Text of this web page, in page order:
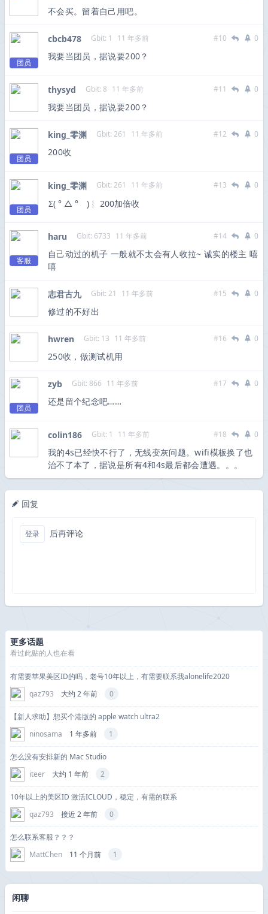
不会买。留着自己用吧。
团员
cbcb478 Gbit: 1 11 年多前 #10 0
我要当团员，据说要200？
thysyd Gbit: 8 11 年多前 #11 0
我要当团员，据说要200？
团员
king_零渊 Gbit: 261 11 年多前 #12 0
200收
团员
king_零渊 Gbit: 261 11 年多前 #13 0
Σ( ° △ ° )︴ 200加倍收
客服
haru Gbit: 6733 11 年多前 #14 0
自己动过的机子 一般就不太会有人收拉~ 诚实的楼主 嘻
嘻
志君古九 Gbit: 21 11 年多前 #15 0
修过的不好出
hwren Gbit: 13 11 年多前 #16 0
250收，做测试机用
团员
zyb Gbit: 866 11 年多前 #17 0
还是留个纪念吧……
colin186 Gbit: 1 11 年多前 #18 0
我的4s已经快不行了，无线变灰问题。wifi模板换了也
治不了本了，据说是所有4和4s最后都会遭遇。。。
回复
登录 后再评论
更多话题
看过此贴的人也在看
有需要苹果美区ID的吗，老号10年以上，有需要联系我alonelife2020
qaz793
大约 2 年前 0
【新人求助】想买个港版的 apple watch ultra2
ninosama
1 年多前 1
怎么没有安排新的 Mac Studio
iteer
大约 1 年前 2
10年以上的美区ID 激活ICLOUD，稳定，有需的联系
qaz793
接近 2 年前 0
怎么联系客服？？？
MattChen
11 个月前 1
闲聊